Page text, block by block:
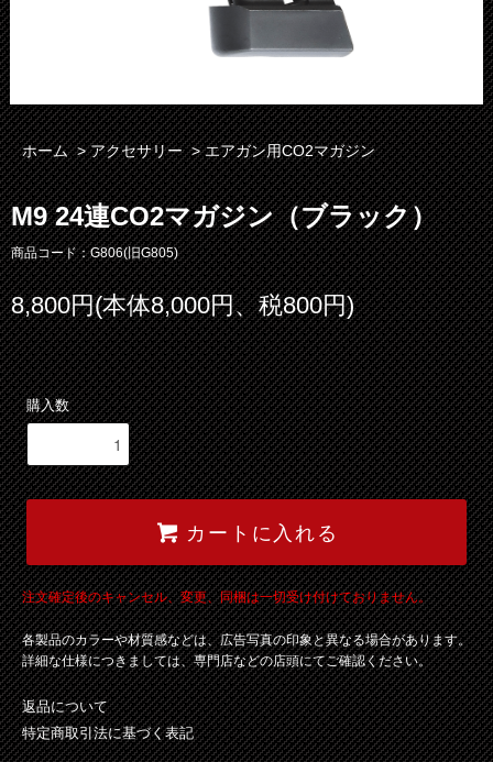
ホーム >アクセサリー >エアガン用CO2マガジン
M9 24連CO2マガジン（ブラック）
商品コード：G806(旧G805)
8,800円(本体8,000円、税800円)
購入数
カートに入れる
注文確定後のキャンセル、変更、同梱は一切受け付けておりません。
各製品のカラーや材質感などは、広告写真の印象と異なる場合があります。
詳細な仕様につきましては、専門店などの店頭にてご確認ください。
返品について
特定商取引法に基づく表記